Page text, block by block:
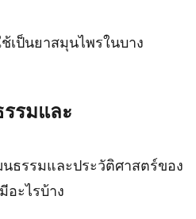
เป็นยาสมุนไพรในบาง
รมและ
ธรรมและประวัติศาสตร์ของ
อะไรบ้าง